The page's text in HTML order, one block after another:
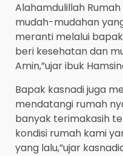
Alahamdulillah
mudah-mudahan
meranti melalui
beri kesehatan dan
Amin,”ujar ibuk
Bapak kasnadi juga
mendatangi rumah
banyak terimakasih
kondisi rumah kami
yang lalu,”ujar